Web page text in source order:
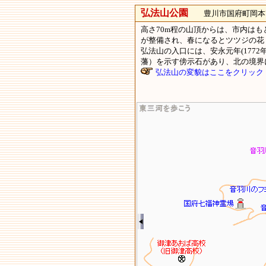
弘法山公園 豊川市国府町岡本
高さ70m程の山頂からは、市内は
が整備され、春になるとツツジの
弘法山の入口には、安永元年
藩）を示す傍示石があり、北の境
弘法山の変貌はここをクリック